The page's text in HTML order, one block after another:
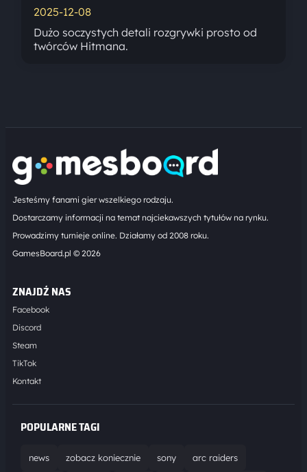
2025-12-08
Dużo soczystych detali rozgrywki prosto od
twórców Hitmana.
Jesteśmy fanami gier wszelkiego rodzaju.
Dostarczamy informacji na temat najciekawszych tytułów na rynku.
Prowadzimy turnieje online. Działamy od 2008 roku.
GamesBoard.pl © 2026
ZNAJDŹ NAS
Facebook
Discord
Steam
TikTok
Kontakt
POPULARNE TAGI
news zobacz koniecznie sony arc raiders